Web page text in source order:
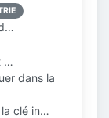
…
dans la
clé in…